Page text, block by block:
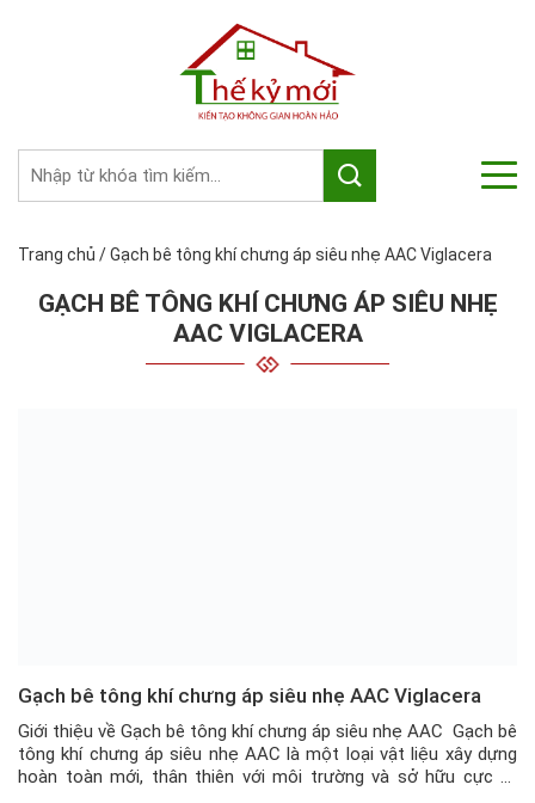
Trang chủ /Gạch bê tông khí chưng áp siêu nhẹ AAC Viglacera
GẠCH BÊ TÔNG KHÍ CHƯNG ÁP SIÊU NHẸ
AAC VIGLACERA
Gạch bê tông khí chưng áp siêu nhẹ AAC Viglacera
Giới thiệu về Gạch bê tông khí chưng áp siêu nhẹ AAC Gạch bê
tông khí chưng áp siêu nhẹ AAC là một loại vật liệu xây dựng
hoàn toàn mới, thân thiên với môi trường và sở hữu cực kỳ